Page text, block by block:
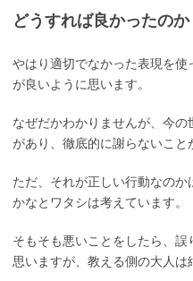
どうすれば良かったのか
やはり適切でなかった表現を
が良いように思います。
なぜだかわかりませんが、今
があり、徹底的に謝らないこと
ただ、それが正しい行動なの
かなとワタシは考えています。
そもそも悪いことをしたら、
思いますが、教える側の大人は